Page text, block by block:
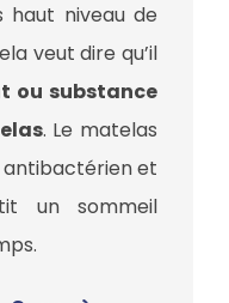
haut niveau de
veut dire qu’il
ou substance
. Le matelas
et
un sommeil